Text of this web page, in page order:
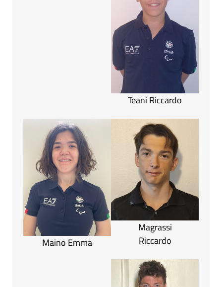
Teani Riccardo
Maino Emma
Magrassi
Riccardo